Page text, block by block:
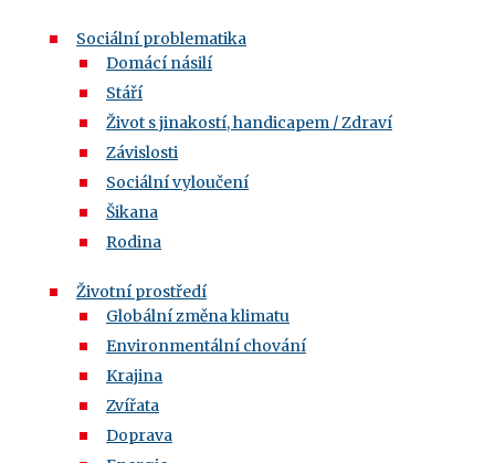
Sociální problematika
Domácí násilí
Stáří
Život s jinakostí, handicapem / Zdraví
Závislosti
Sociální vyloučení
Šikana
Rodina
Životní prostředí
Globální změna klimatu
Environmentální chování
Krajina
Zvířata
Doprava